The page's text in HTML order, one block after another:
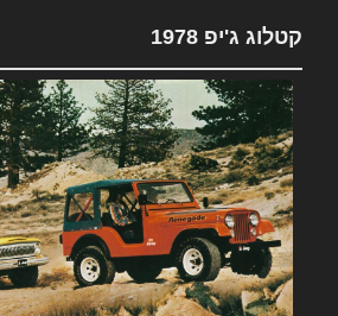
קטלוג ג'יפ 1978